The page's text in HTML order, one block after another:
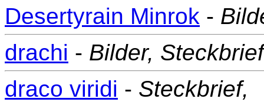
Desertyrain Minrok -
drachi - Bilder,
draco viridi - Steckbrief,